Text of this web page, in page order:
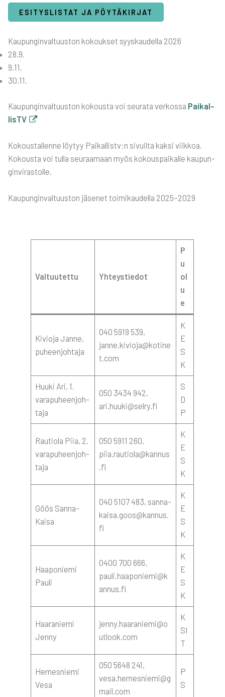
ESI­TYS­LIS­TAT JA PÖY­TÄ­KIR­JAT
Kau­pun­gin­val­tuus­ton kokouk­set syys­kau­del­la 2026
28.9.
9.11.
30.11.
Kau­pun­gin­val­tuus­ton kokous­ta voi seu­ra­ta ver­kos­sa Pai­kal­
lisTV
Kokous­tal­len­ne löy­tyy Paikallistv:n sivuil­ta kak­si viik­koa.
Kokous­ta voi tul­la seu­raa­maan myös kokous­pai­kal­le kau­pun­
gin­vi­ras­tol­le.
Kau­pun­gin­val­tuus­ton jäse­net toi­mi­kau­del­la 2025–2029
Val­tuu­tet­tu Yhteys­tie­dot
P
u
o­l
u
e
Kivio­ja Jan­ne,
puheen­joh­ta­ja
040 5919 539,
janne.kivioja@kotine
t.com
K
E
S
K
Huu­ki Ari, 1.
vara­pu­heen­joh­
ta­ja
050 3434 942,
ari.huuki@selry.fi
S
D
P
Rau­tio­la Piia, 2.
vara­pu­heen­joh­
ta­ja
050 5911 260,
piia.rautiola@kannus
.fi
K
E
S
K
Göös San­na-
Kai­sa
040 5107 483, sanna-
kaisa.goos@kannus.
fi
K
E
S
K
Haa­po­nie­mi
Pau­li
0400 700 666,
pauli.haaponiemi@k
annus.fi
K
E
S
K
Haa­ra­nie­mi
Jen­ny
jenny.haaraniemi@o
utlook.com
K
SI
T
Her­nes­nie­mi
Vesa
050 5648 241,
vesa.hernesniemi@g
mail.com
P
S